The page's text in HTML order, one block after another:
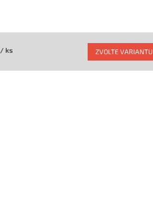
/ ks
ZVOLTE VARIANTU